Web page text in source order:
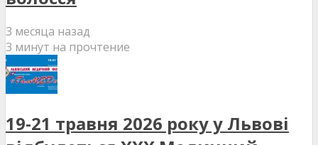
3 месяца назад
3 минут на прочтение
19-21 травня 2026 року у Львові